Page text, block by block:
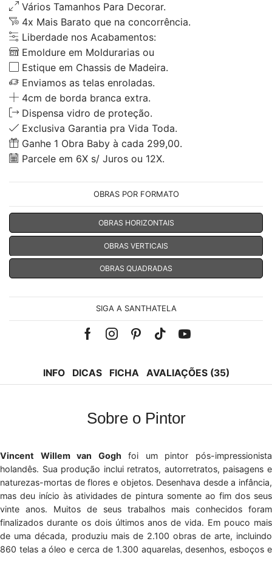
Vários Tamanhos Para Decorar.
4x Mais Barato que na concorrência.
Liberdade nos Acabamentos:
Emoldure em Moldurarias ou
Estique em Chassis de Madeira.
Enviamos as telas enroladas.
4cm de borda branca extra.
Dispensa vidro de proteção.
Exclusiva Garantia pra Vida Toda.
Ganhe 1 Obra Baby à cada 299,00.
Parcele em 6X s/ Juros ou 12X.
OBRAS POR FORMATO
OBRAS HORIZONTAIS
OBRAS VERTICAIS
OBRAS QUADRADAS
SIGA A SANTHATELA
FacebookInstagramPinterest
Tik-Youtube
INFO DICAS FICHA AVALIAÇÕES (35)
Sobre o Pintor
Vincent Willem van Gogh foi um pintor pós-impressionista
holandês. Sua produção inclui retratos, autorretratos, paisagens e
naturezas-mortas de flores e objetos. Desenhava desde a infância,
mas deu início às atividades de pintura somente ao fim dos seus
vinte anos. Muitos de seus trabalhos mais conhecidos foram
finalizados durante os dois últimos anos de vida. Em pouco mais
de uma década, produziu mais de 2.100 obras de arte, incluindo
860 telas a óleo e cerca de 1.300 aquarelas, desenhos, esboços e